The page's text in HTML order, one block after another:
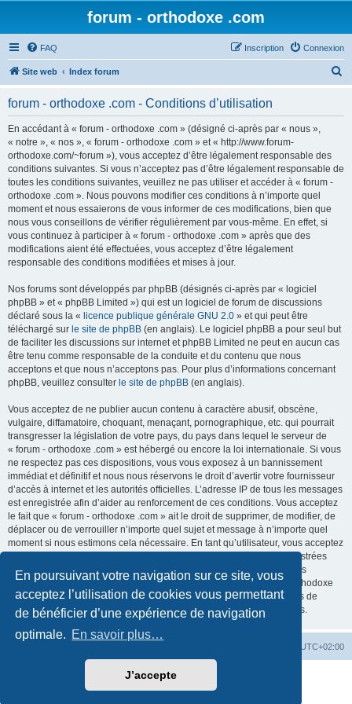
En poursuivant votre navigation sur ce site, vous
acceptez l’utilisation de cookies vous permettant
de bénéficier d’une expérience de navigation
optimale. En savoir plus…
J’accepte
forum - orthodoxe .com
FAQ Connexion
Inscription
Site web Index forum
forum - orthodoxe .com - Conditions d’utilisation
En accédant à « forum - orthodoxe .com » (désigné ci-après par « nous »,
« notre », « nos », « forum - orthodoxe .com » et « http://www.forum-
orthodoxe.com/~forum »), vous acceptez d’être légalement responsable des
conditions suivantes. Si vous n’acceptez pas d’être légalement responsable de
toutes les conditions suivantes, veuillez ne pas utiliser et accéder à « forum -
orthodoxe .com ». Nous pouvons modifier ces conditions à n’importe quel
moment et nous essaierons de vous informer de ces modifications, bien que
nous vous conseillons de vérifier régulièrement par vous-même. En effet, si
vous continuez à participer à « forum - orthodoxe .com » après que des
modifications aient été effectuées, vous acceptez d’être légalement
responsable des conditions modifiées et mises à jour.
Nos forums sont développés par phpBB (désignés ci-après par « logiciel
phpBB » et « phpBB Limited ») qui est un logiciel de forum de discussions
déclaré sous la « licence publique générale GNU 2.0 » et qui peut être
téléchargé sur le site de phpBB (en anglais). Le logiciel phpBB a pour seul but
de faciliter les discussions sur internet et phpBB Limited ne peut en aucun cas
être tenu comme responsable de la conduite et du contenu que nous
acceptons et que nous n’acceptons pas. Pour plus d’informations concernant
phpBB, veuillez consulter le site de phpBB (en anglais).
Vous acceptez de ne publier aucun contenu à caractère abusif, obscène,
vulgaire, diffamatoire, choquant, menaçant, pornographique, etc. qui pourrait
transgresser la législation de votre pays, du pays dans lequel le serveur de
« forum - orthodoxe .com » est hébergé ou encore la loi internationale. Si vous
ne respectez pas ces dispositions, vous vous exposez à un bannissement
immédiat et définitif et nous nous réservons le droit d’avertir votre fournisseur
d’accès à internet et les autorités officielles. L’adresse IP de tous les messages
est enregistrée afin d’aider au renforcement de ces conditions. Vous acceptez
le fait que « forum - orthodoxe .com » ait le droit de supprimer, de modifier, de
déplacer ou de verrouiller n’importe quel sujet et message à n’importe quel
moment si nous estimons cela nécessaire. En tant qu’utilisateur, vous acceptez
que toutes les informations que vous avez renseignées soient enregistrées
dans notre base de données. Bien que ces informations ne seront pas
diffusées à une tierce partie sans votre consentement, ni « forum - orthodoxe
.com », ni phpBB, ne pourront être tenus comme responsables en cas de
tentative de piratage informatique visant à compromettre vos données.
UTC+02:00
phpBB® Forum Software © phpBB Limited
©